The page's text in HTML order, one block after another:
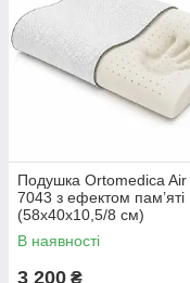
Подушка Ortomedica Air
7043 з ефектом пам’яті
(58х40х10,5/8 см)
В наявності
3 200 ₴